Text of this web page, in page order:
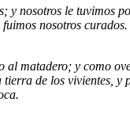
y nosotros le
nosotros
matadero; y como
de los vivientes,